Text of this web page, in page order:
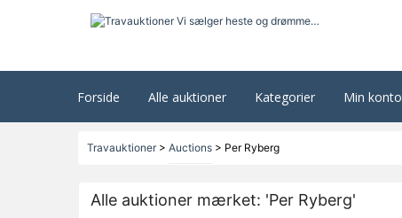
Forside Alle auktioner Kategorier Min konto
Travauktioner> Auctions> Per Ryberg
Alle auktioner mærket: 'Per Ryberg'